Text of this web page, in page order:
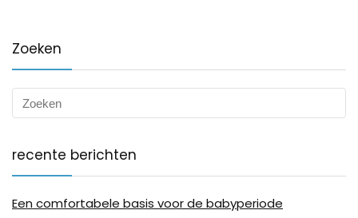
Zoeken
recente berichten
Een comfortabele basis voor de babyperiode